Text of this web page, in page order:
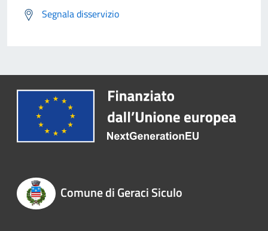
Segnala disservizio
Comune di Geraci Siculo